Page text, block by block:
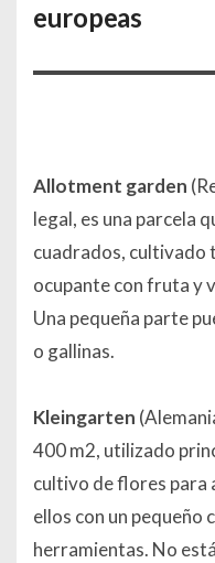
europeas
Allotment garden
legal, es una parcela
cuadrados, cultivado
ocupante con fruta y
Una pequeña parte
o gallinas.
Kleingarten
400 m2, utilizado
cultivo de flores para
ellos con un pequeño
herramientas. No